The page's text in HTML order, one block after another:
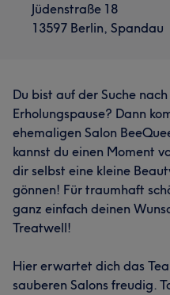
Jüdenstraße 18
13597 Berlin, Spandau
Du bist auf der Suche
Erholungspause? Dann
ehemaligen Salon
kannst du einen Moment
dir selbst eine kleine
gönnen! Für traumhaft
ganz einfach deinen
Treatwell!
Hier erwartet dich das
sauberen Salons freudig.